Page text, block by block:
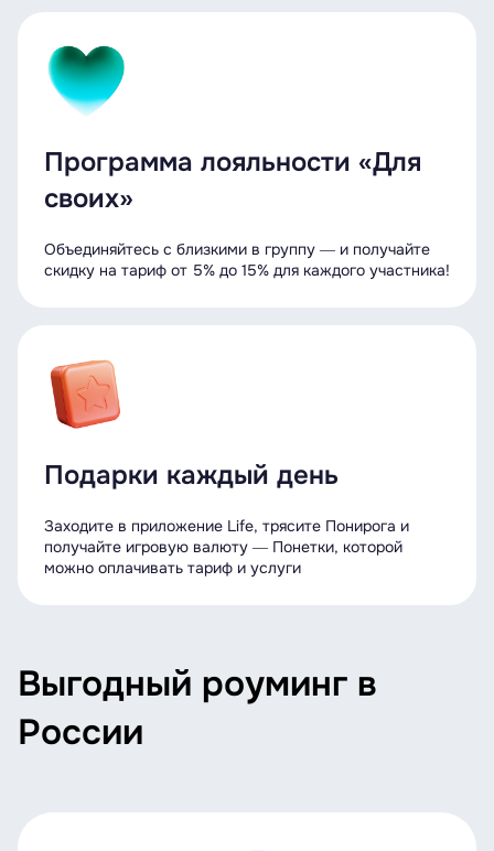
Программа лояльности «Для
своих»
Объединяйтесь с близкими в группу ― и получайте
скидку на тариф от 5% до 15% для каждого участника!
Подарки каждый день
Заходите в приложение Life, трясите Понирога и
получайте игровую валюту ― Понетки, которой
можно оплачивать тариф и услуги
Выгодный роуминг в
России